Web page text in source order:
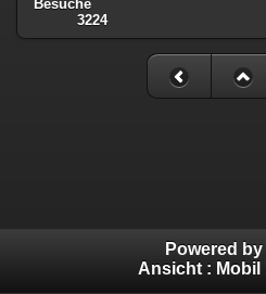
Besuche
3224
Powered by
Ansicht : Mobil